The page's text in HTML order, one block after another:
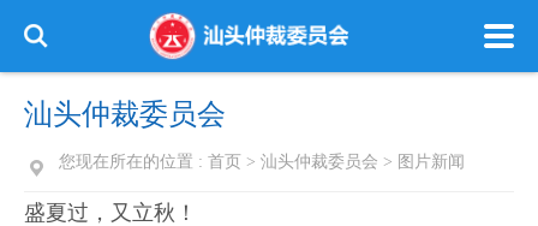
汕头仲裁委员会
您现在所在的位置 : 首页 > 汕头仲裁委员会 > 图片新闻
盛夏过，又立秋！